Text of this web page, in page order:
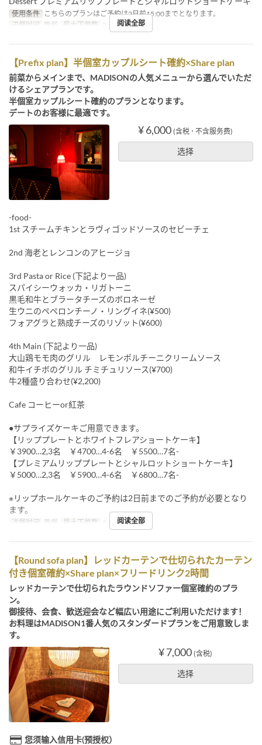
使用条件
こちらのプランはご予約は2日前15:00までとなります。
进餐时间 晚餐 最大下单数 2 ~ 8 阅读全部
【Prefix plan】半個室カップルシート確約×Share plan
前菜からメインまで、MADISONの人気メニューから選んでいただ
けるシェアプランです。
半個室カップルシート確約のプランとなります。
デートのお客様に最適です。
¥ 6,000 (含税 ･ 不含服务费)
选择
-food-
1st スチームチキンとラヴィゴッドソースのセビーチェ
2nd 海老とレンコンのアヒージョ
3rd Pasta or Rice (下記より一品)
スパイシーウォッカ・リガトーニ
黒毛和牛とブラータチーズのボロネーゼ
生ウニのペペロンチーノ・リングイネ(¥500)
フォアグラと熟成チーズのリゾット(¥600)
4th Main (下記より一品)
大山鶏モモ肉のグリル レモンポルチーニクリームソース
和牛イチボのグリル チミチュリソース(¥700)
牛2種盛り合わせ(¥2,200)
Cafe コーヒーor紅茶
●サプライズケーキご用意できます。
【リッププレートとホワイトフレアショートケーキ】
￥3900…2,3名 ￥4700…4-6名 ￥5500…7名-
【プレミアムリッププレートとシャルロットショートケーキ】
￥5000…2,3名 ￥5900…4-6名 ￥6800…7名-
※リップホールケーキのご予約は2日前までのご予約が必要となり
ます。
进餐时间 晚餐 最大下单数 2 ~ 2 阅读全部
【Round sofa plan】レッドカーテンで仕切られたカーテン
付き個室確約×Share plan×フリードリンク2時間
レッドカーテンで仕切られたラウンドソファー個室確約のプラ
ン。
御接待、会食、歓送迎会など幅広い用途にご利用いただけます！
お料理はMADISON1番人気のスタンダードプランをご用意致しま
す。
¥ 7,000 (含税)
选择
您须输入信用卡(预授权）